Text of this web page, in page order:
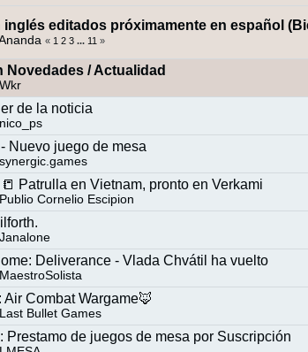
editados próximamente en español
« 1 2 3 ... 11 »
Novedades / Actualidad
Wkr
de la noticia
nico_ps
Nuevo juego de mesa
synergic.games
Patrulla en Vietnam, pronto en Verkami
Publio Cornelio Escipion
Janalone
Deliverance - Vlada Chvátil ha vuelto
MaestroSolista
Air Combat Wargame🦊
Last Bullet Games
Prestamo de juegos de mesa por Suscripción